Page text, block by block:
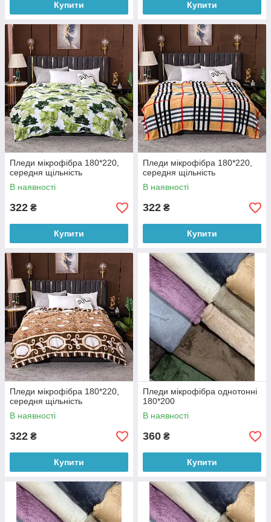
Купити Купити
Пледи мікрофібра 180*220,
середня щільність
В наявності
322 ₴
Купити
Пледи мікрофібра 180*220,
середня щільність
В наявності
322 ₴
Купити
Пледи мікрофібра 180*220,
середня щільність
В наявності
322 ₴
Купити
Пледи мікрофібра однотонні
180*200
В наявності
360 ₴
Купити